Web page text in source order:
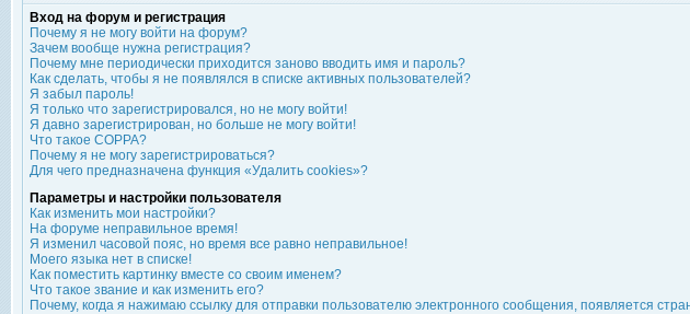
Вход на форум и регистрация
Почему я не могу войти на форум?
Зачем вообще нужна регистрация?
Почему мне периодически приходится заново вводить имя и пароль?
Как сделать, чтобы я не появлялся в списке активных пользователей?
Я забыл пароль!
Я только что зарегистрировался, но не могу войти!
Я давно зарегистрирован, но больше не могу войти!
Что такое COPPA?
Почему я не могу зарегистрироваться?
Для чего предназначена функция «Удалить cookies»?
Параметры и настройки пользователя
Как изменить мои настройки?
На форуме неправильное время!
Я изменил часовой пояс, но время все равно неправильное!
Моего языка нет в списке!
Как поместить картинку вместе со своим именем?
Что такое звание и как изменить его?
Почему, когда я нажимаю ссылку для отправки пользователю электронного сообщения, появляется